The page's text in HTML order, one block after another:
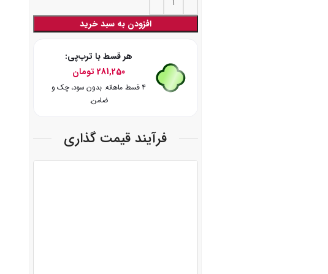
افزودن به سبد خرید
هر قسط با ترب‌پی:
281,250 تومان
۴ قسط ماهانه. بدون سود، چک و
ضامن.
فرآیند قیمت گذاری